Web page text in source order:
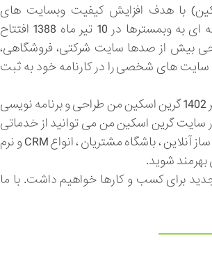
با هدف افزایش کیفیت وبسایت های
فارسی و خدمات حرفه ای به وبمسترها در 10 تیر ماه 1388 افتتاح
بیش از صدها سایت شرکتی، فروشگاهی،
های شخصی را در کارنامه خود به ثبت
بعد از 14 سال در 10 تیر 1402 گرین اسکین من طراحی و برنامه نویسی
سایت گرین اسکین من می توانید از خدماتی
مانند : سیستم فاکتور ساز آنلاین ، باشگاه مشتریان ، انواع CRM و نرم
بهرمند شوید.
برای کسب و کارها خواهیم داشت. با ما